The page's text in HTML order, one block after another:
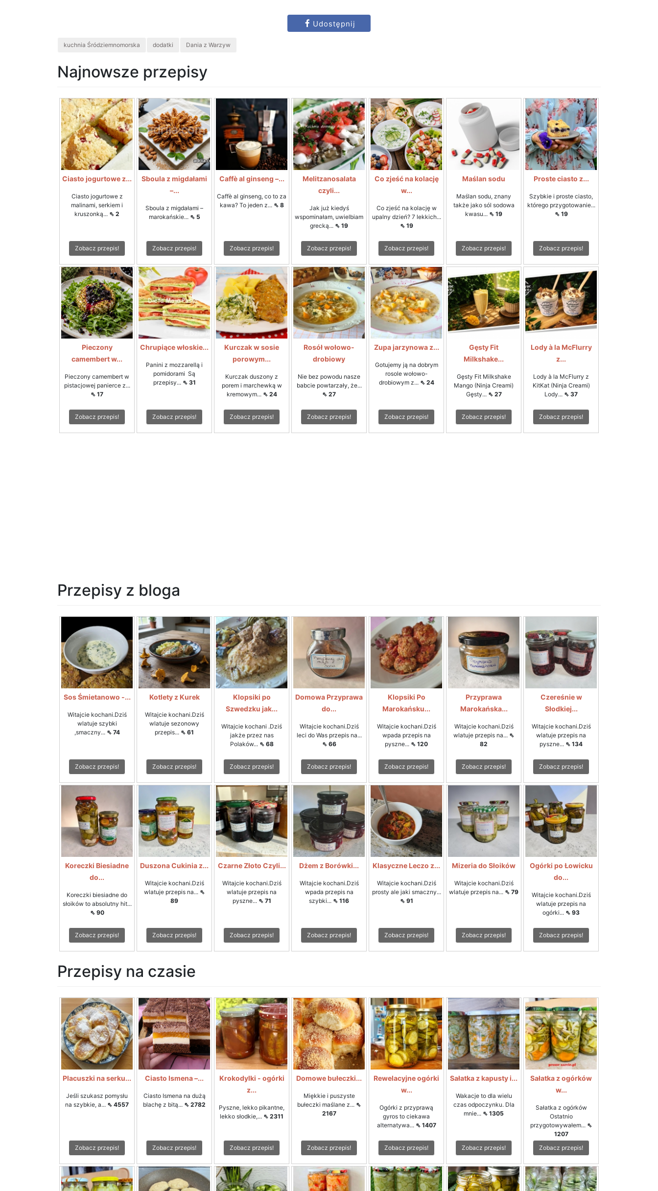
Udostępnij
kuchnia Śródziemnomorska dodatki Dania z Warzyw
Najnowsze przepisy
Ciasto jogurtowe z...
Ciasto jogurtowe z
malinami, serkiem i
kruszonką... ⇖ 2
Zobacz przepis!
Sboula z migdałami
–...
Sboula z migdałami –
marokańskie... ⇖ 5
Zobacz przepis!
Caffè al ginseng –...
Caffè al ginseng, co to za
kawa? To jeden z... ⇖ 8
Zobacz przepis!
Melitzanosalata
czyli...
Jak już kiedyś
wspominałam, uwielbiam
grecką... ⇖ 19
Zobacz przepis!
Co zjeść na kolację
w...
Co zjeść na kolację w
upalny dzień? 7 lekkich...
⇖ 19
Zobacz przepis!
Maślan sodu
Maślan sodu, znany
także jako sól sodowa
kwasu... ⇖ 19
Zobacz przepis!
Proste ciasto z...
Szybkie i proste ciasto,
którego przygotowanie...
⇖ 19
Zobacz przepis!
Pieczony
camembert w...
Pieczony camembert w
pistacjowej panierce z...
⇖ 17
Zobacz przepis!
Chrupiące włoskie...
Panini z mozzarellą i
pomidorami Są
przepisy... ⇖ 31
Zobacz przepis!
Kurczak w sosie
porowym...
Kurczak duszony z
porem i marchewką w
kremowym... ⇖ 24
Zobacz przepis!
Rosół wołowo-
drobiowy
Nie bez powodu nasze
babcie powtarzały, że...
⇖ 27
Zobacz przepis!
Zupa jarzynowa z...
Gotujemy ją na dobrym
rosole wołowo-
drobiowym z... ⇖ 24
Zobacz przepis!
Gęsty Fit
Milkshake...
Gęsty Fit Milkshake
Mango (Ninja Creami)
Gęsty... ⇖ 27
Zobacz przepis!
Lody à la McFlurry
z...
Lody à la McFlurry z
KitKat (Ninja Creami)
Lody... ⇖ 37
Zobacz przepis!
Przepisy z bloga
Sos Śmietanowo -...
Witajcie kochani.Dziś
wlatuje szybki
,smaczny... ⇖ 74
Zobacz przepis!
Kotlety z Kurek
Witajcie kochani.Dziś
wlatuje sezonowy
przepis... ⇖ 61
Zobacz przepis!
Klopsiki po
Szwedzku jak...
Witajcie kochani .Dziś
jakże przez nas
Polaków... ⇖ 68
Zobacz przepis!
Domowa Przyprawa
do...
Witajcie kochani.Dziś
leci do Was przepis na...
⇖ 66
Zobacz przepis!
Klopsiki Po
Marokańsku...
Witajcie kochani.Dziś
wpada przepis na
pyszne... ⇖ 120
Zobacz przepis!
Przyprawa
Marokańska...
Witajcie kochani.Dziś
wlatuje przepis na... ⇖
82
Zobacz przepis!
Czereśnie w
Słodkiej...
Witajcie kochani.Dziś
wlatuje przepis na
pyszne... ⇖ 134
Zobacz przepis!
Koreczki Biesiadne
do...
Koreczki biesiadne do
słoików to absolutny hit...
⇖ 90
Zobacz przepis!
Duszona Cukinia z...
Witajcie kochani.Dziś
wlatuje przepis na... ⇖
89
Zobacz przepis!
Czarne Złoto Czyli...
Witajcie kochani.Dziś
wlatuje przepis na
pyszne... ⇖ 71
Zobacz przepis!
Dżem z Borówki...
Witajcie kochani.Dziś
wpada przepis na
szybki... ⇖ 116
Zobacz przepis!
Klasyczne Leczo z...
Witajcie kochani.Dziś
prosty ale jaki smaczny...
⇖ 91
Zobacz przepis!
Mizeria do Słoików
Witajcie kochani.Dziś
wlatuje przepis na... ⇖ 79
Zobacz przepis!
Ogórki po Łowicku
do...
Witajcie kochani.Dziś
wlatuje przepis na
ogórki... ⇖ 93
Zobacz przepis!
Przepisy na czasie
Placuszki na serku...
Jeśli szukasz pomysłu
na szybkie, a... ⇖ 4557
Zobacz przepis!
Ciasto Ismena –...
Ciasto Ismena na dużą
blachę z bitą... ⇖ 2782
Zobacz przepis!
Krokodylki - ogórki
z...
Pyszne, lekko pikantne,
lekko słodkie,... ⇖ 2311
Zobacz przepis!
Domowe bułeczki...
Miękkie i puszyste
bułeczki maślane z... ⇖
2167
Zobacz przepis!
Rewelacyjne ogórki
w...
Ogórki z przyprawą
gyros to ciekawa
alternatywa... ⇖ 1407
Zobacz przepis!
Sałatka z kapusty i...
Wakacje to dla wielu
czas odpoczynku. Dla
mnie... ⇖ 1305
Zobacz przepis!
Sałatka z ogórków
w...
Sałatka z ogórków
Ostatnio
przygotowywałem... ⇖
1207
Zobacz przepis!